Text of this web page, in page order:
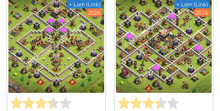
+ Lien (Link)
2026
+ Lien (Link)
2026